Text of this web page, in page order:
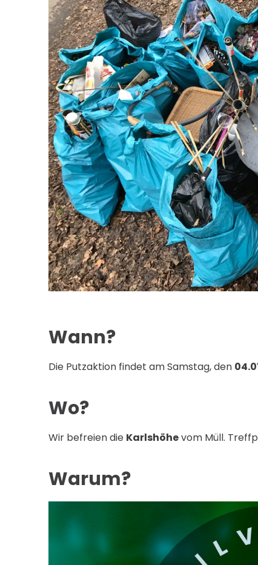
Wann?
Die Putzaktion findet am Samstag, den
Wo?
Wir befreien die Karlshöhevom Müll.
Warum?